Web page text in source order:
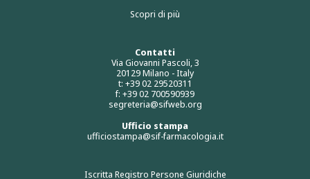
Contatti
Via Giovanni Pascoli, 3
20129 Milano - Italy
t: +39 02 29520311
f: +39 02 700590939
segreteria@sifweb.org
Ufficio stampa
ufficiostampa@sif-farmacologia.it
Iscritta Registro Persone Giuridiche
Scopri di più